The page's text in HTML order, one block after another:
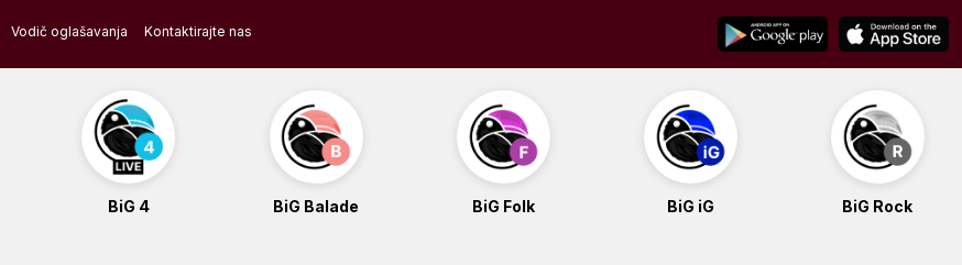
Vodič oglašavanja Kontaktirajte nas
BiG 4 BiG Balade BiG Folk BiG iG BiG Rock